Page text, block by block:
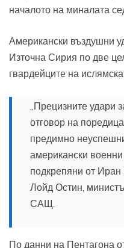
началото на миналата
Американски въздушни
Източна Сирия по две
гвардейците на
„Прецизните удари
отговор на
предимно
американски
подкрепяни от Иран
Лойд Остин,
САЩ.
По данни на Пентагона